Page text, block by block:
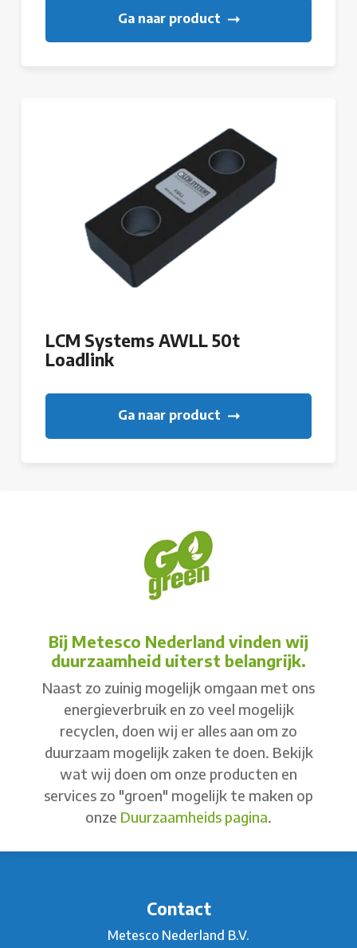
Ga naar product
LCM Systems AWLL 50t
Loadlink
Ga naar product
Bij Metesco Nederland vinden wij
duurzaamheid uiterst belangrijk.
Naast zo zuinig mogelijk omgaan met ons
energieverbruik en zo veel mogelijk
recyclen, doen wij er alles aan om zo
duurzaam mogelijk zaken te doen. Bekijk
wat wij doen om onze producten en
services zo "groen" mogelijk te maken op
onze Duurzaamheids pagina.
Contact
Metesco Nederland B.V.